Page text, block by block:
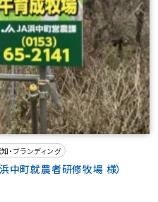
・ブランディング
中町就農者研修牧場 様）